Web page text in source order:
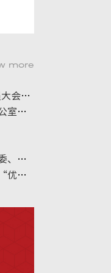
more
节奏跑！
立
委员
主旨发言